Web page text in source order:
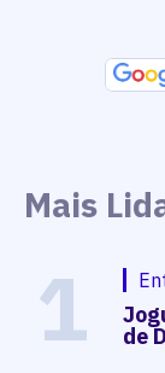
Mais
1 de